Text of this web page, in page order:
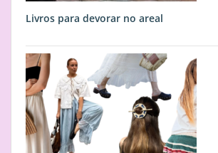
Livros para devorar no areal